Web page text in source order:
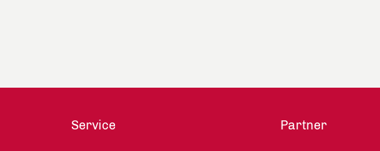
Service Partner